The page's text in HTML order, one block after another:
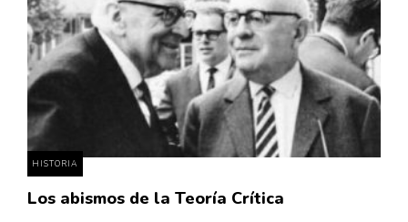
Narrativas visuales
Pensamiento
Pensamiento ilustrado
Personaje
Personajes secundarios
Política
HISTORIA
Los abismos de la Teoría Crítica